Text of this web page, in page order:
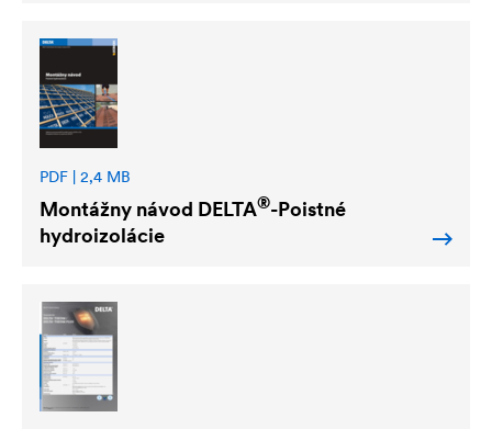
PDF | 2,4 MB
Montážny návod DELTA®-Poistné
hydroizolácie